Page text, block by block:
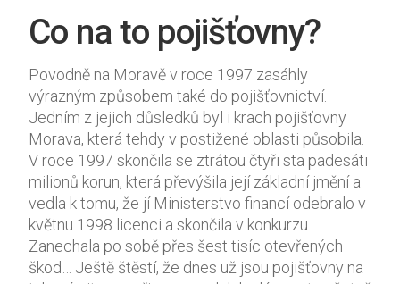
Co na to pojišťovny?
Povodně na Moravě v roce 1997 zasáhly
výrazným způsobem také do pojišťovnictví.
Jedním z jejich důsledků byl i krach pojišťovny
Morava, která tehdy v postižené oblasti působila.
V roce 1997 skončila se ztrátou čtyři sta padesáti
milionů korun, která převýšila její základní jmění a
vedla k tomu, že jí Ministerstvo financí odebralo v
květnu 1998 licenci a skončila v konkurzu.
Zanechala po sobě přes šest tisíc otevřených
škod… Ještě štěstí, že dnes už jsou pojišťovny na